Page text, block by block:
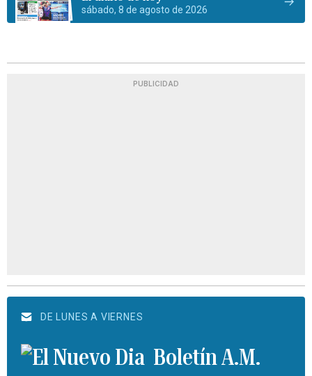
sábado, 8 de agosto de 2026
PUBLICIDAD
DE LUNES A VIERNES
Boletín A.M.